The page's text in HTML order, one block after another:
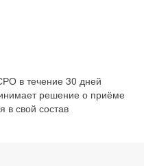
в течение 30 дней
решение о приёме
в свой состав